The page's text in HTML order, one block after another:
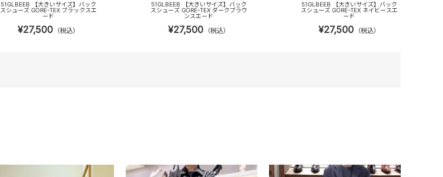
51GLBEEB 【大きいサイズ】バック
スシューズ GORE-TEX ブラックスエ
ード
¥27,500 （税込）
51GLBEEB 【大きいサイズ】バック
スシューズ GORE-TEX ダークブラウ
ンスエード
¥27,500 （税込）
51GLBEEB 【大きいサイズ】バック
スシューズ GORE-TEX ネイビースエ
ード
¥27,500 （税込）